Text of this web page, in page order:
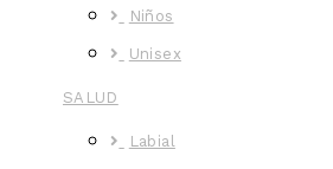
Niños
Unisex
SALUD
Labial